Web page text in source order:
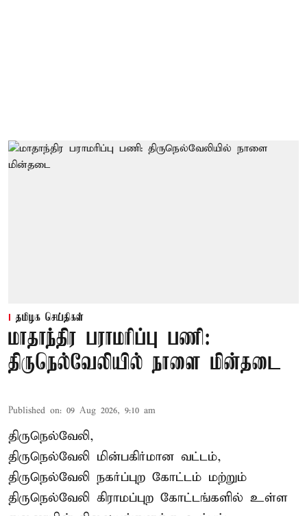
தமிழக செய்திகள்
மாதாந்திர பராமரிப்பு பணி:
திருநெல்வேலியில் நாளை மின்தடை
Published on: 09 Aug 2026, 9:10 am
திருநெல்வேலி,
திருநெல்வேலி மின்பகிர்மான வட்டம்,
திருநெல்வேலி நகர்ப்புற கோட்டம் மற்றும்
திருநெல்வேலி கிராமப்புற கோட்டங்களில் உள்ள